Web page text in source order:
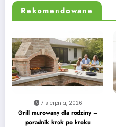
Rekomendowane
7 sierpnia, 2026
Grill murowany dla rodziny –
poradnik krok po kroku